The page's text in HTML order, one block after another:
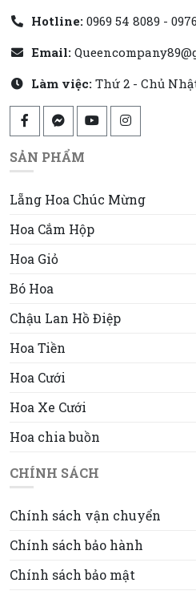
Hotline: 0969 54 8089 -
Email:
Làm việc: Thứ 2 - Chủ
SẢN PHẨM
Lẵng Hoa Chúc Mừng
Hoa Cắm Hộp
Hoa Giỏ
Bó Hoa
Chậu Lan Hồ Điệp
Hoa Tiền
Hoa Cưới
Hoa Xe Cưới
Hoa chia buồn
CHÍNH SÁCH
Chính sách vận chuyển
Chính sách bảo hành
Chính sách bảo mật